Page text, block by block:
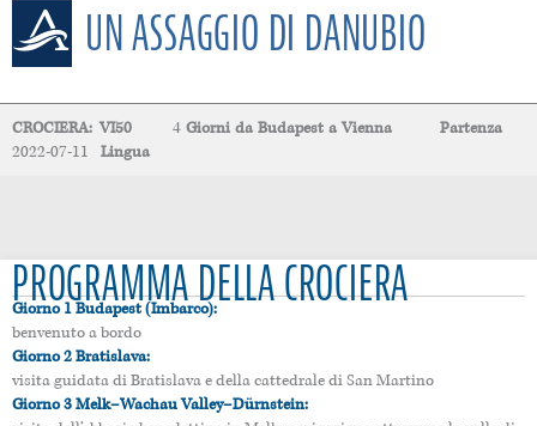
UN ASSAGGIO DI DANUBIO
CROCIERA: VI50 4 Giorni da Budapest a Vienna
Partenza
2022-07-11
Lingua
PROGRAMMA DELLA CROCIERA
Giorno 1 Budapest (Imbarco):
benvenuto a bordo
Giorno 2 Bratislava:
visita guidata di Bratislava e della cattedrale di San Martino
Giorno 3 Melk–Wachau Valley–Dürnstein: